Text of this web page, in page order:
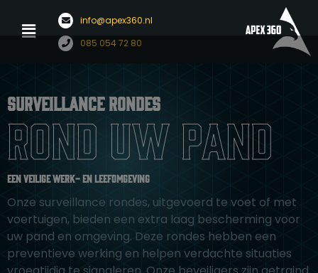
inhoud
info@apex360.nl
085 054 72 80
Menu
Surveillance rondes
rond uw pand
Een veilige werk- en leefomgeving
Onze surveillance rondes, uitgevoerd te voet of met
voertuigen, bieden een extra laag bescherming voor
uw pand en omgeving. Deze rondes hebben een
preventieve werking en helpen verdachte situaties